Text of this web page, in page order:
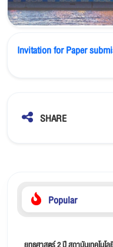
Invitation for Paper
SHARE
Popular